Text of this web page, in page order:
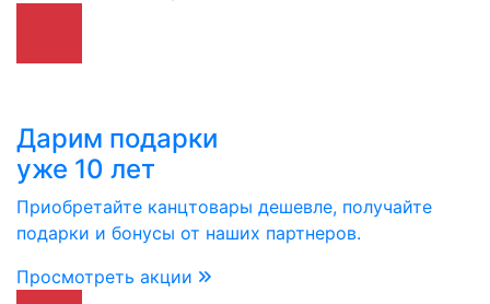
Дарим подарки
уже 10 лет
Приобретайте канцтовары дешевле, получайте
подарки и бонусы от наших партнеров.
Просмотреть акции